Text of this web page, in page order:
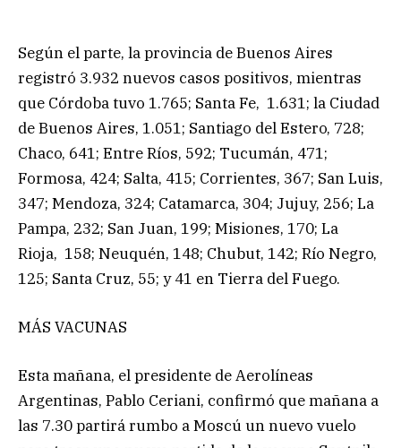
Según el parte, la provincia de Buenos Aires
registró 3.932 nuevos casos positivos, mientras
que Córdoba tuvo 1.765; Santa Fe, 1.631; la Ciudad
de Buenos Aires, 1.051; Santiago del Estero, 728;
Chaco, 641; Entre Ríos, 592; Tucumán, 471;
Formosa, 424; Salta, 415; Corrientes, 367; San Luis,
347; Mendoza, 324; Catamarca, 304; Jujuy, 256; La
Pampa, 232; San Juan, 199; Misiones, 170; La
Rioja, 158; Neuquén, 148; Chubut, 142; Río Negro,
125; Santa Cruz, 55; y 41 en Tierra del Fuego.
MÁS VACUNAS
Esta mañana, el presidente de Aerolíneas
Argentinas, Pablo Ceriani, confirmó que mañana a
las 7.30 partirá rumbo a Moscú un nuevo vuelo